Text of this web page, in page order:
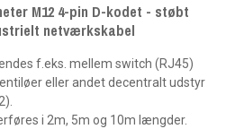
M12 4-pin D-kodet - støbt
netværkskabel
f.eks. mellem switch (RJ45)
eller andet decentralt udstyr
i 2m, 5m og 10m længder.